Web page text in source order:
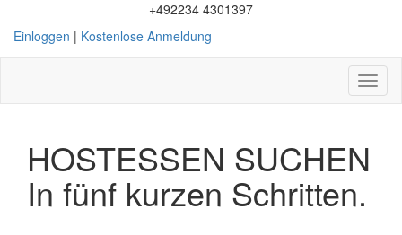
+492234 4301397
Einloggen | Kostenlose Anmeldung
HOSTESSEN SUCHEN
In fünf kurzen Schritten.